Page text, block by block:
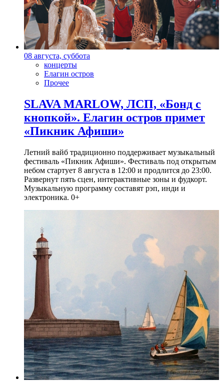
08 августа, суббота
концерты
Елагин остров
Прочее
SLAVA MARLOW, ЛСП, «Бонд с
кнопкой». Елагин остров примет
«Пикник Афиши»
Летний вайб традиционно поддерживает музыкальный
фестиваль «Пикник Афиши». Фестиваль под открытым
небом стартует 8 августа в 12:00 и продлится до 23:00.
Развернут пять сцен, интерактивные зоны и фудкорт.
Музыкальную программу составят рэп, инди и
электроника. 0+